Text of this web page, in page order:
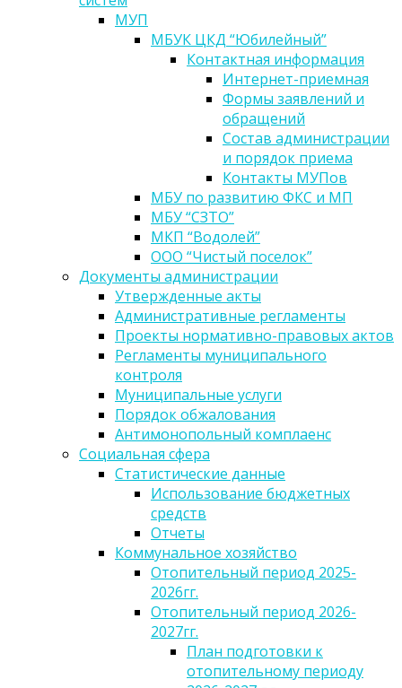
МУП
МБУК ЦКД “Юбилейный”
Контактная информация
Интернет-приемная
Формы заявлений и
обращений
Состав администрации
и порядок приема
Контакты МУПов
МБУ по развитию ФКС и МП
МБУ “СЗТО”
МКП “Водолей”
ООО “Чистый поселок”
Документы администрации
Утвержденные акты
Административные регламенты
Проекты нормативно-правовых актов
Регламенты муниципального
контроля
Муниципальные услуги
Порядок обжалования
Антимонопольный комплаенс
Социальная сфера
Статистические данные
Использование бюджетных
средств
Отчеты
Коммунальное хозяйство
Отопительный период 2025-
2026гг.
Отопительный период 2026-
2027гг.
План подготовки к
отопительному периоду